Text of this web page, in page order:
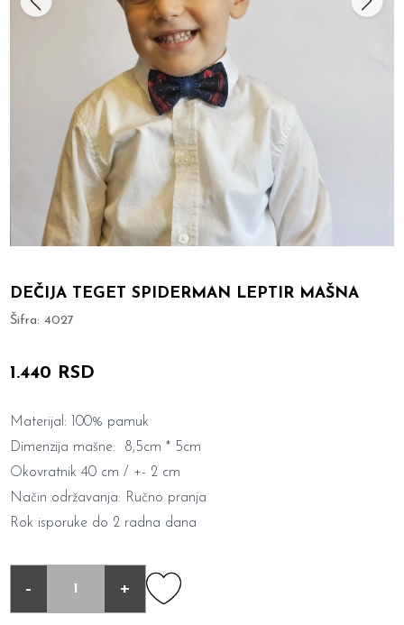
DEČIJA TEGET SPIDERMAN LEPTIR MAŠNA
Šifra:4027
1.440 RSD
Materijal: 100% pamuk
Dimenzija mašne: 8,5cm * 5cm
Okovratnik 40 cm / +- 2 cm
Način održavanja: Ručno pranja
Rok isporuke do 2 radna dana
- +